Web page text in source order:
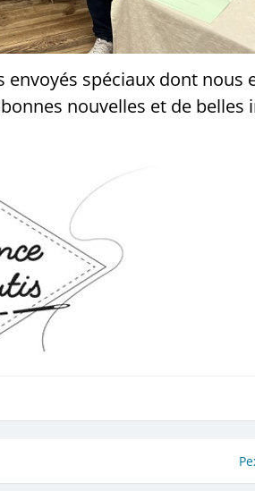
envoyés spéciaux dont nous
nouvelles et de belles